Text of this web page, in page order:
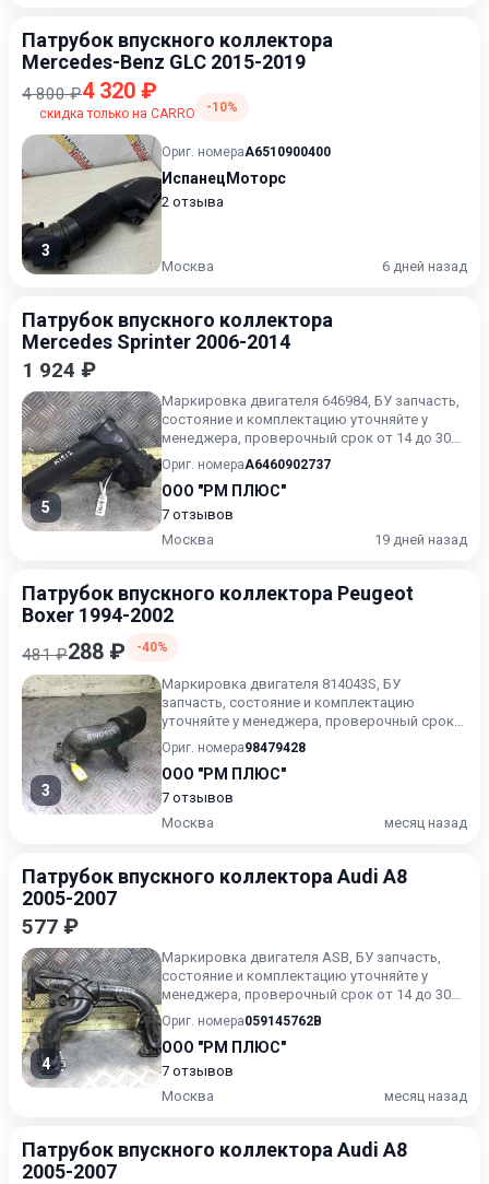
Патрубок впускного коллектора
Mercedes-Benz GLC 2015-2019
4 800 ₽4 320 ₽
скидка только на CARRO -10%
3
Ориг. номераA6510900400
ИспанецМоторс
2 отзыва
Москва 6 дней назад
Патрубок впускного коллектора
Mercedes Sprinter 2006-2014
1 924 ₽
5
Маркировка двигателя 646984, БУ запчасть,
состояние и комплектацию уточняйте у
менеджера, проверочный срок от 14 до 30
дней.
Ориг. номераA6460902737
ООО "РМ ПЛЮС"
7 отзывов
Москва
19 дней назад
Патрубок впускного коллектора Peugeot
Boxer 1994-2002
481 ₽288 ₽ -40%
3
Маркировка двигателя 814043S, БУ
запчасть, состояние и комплектацию
уточняйте у менеджера, проверочный срок
от 14 до 30 дней.
Ориг. номера98479428
ООО "РМ ПЛЮС"
7 отзывов
Москва
месяц назад
Патрубок впускного коллектора Audi A8
2005-2007
577 ₽
4
Маркировка двигателя ASB, БУ запчасть,
состояние и комплектацию уточняйте у
менеджера, проверочный срок от 14 до 30
дней.
Ориг. номера059145762B
ООО "РМ ПЛЮС"
7 отзывов
Москва
месяц назад
Патрубок впускного коллектора Audi A8
2005-2007